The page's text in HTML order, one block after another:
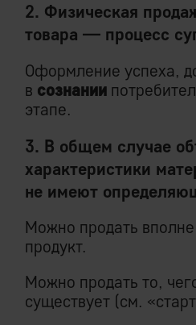
2. Физическая
товара — процесс
Оформление успеха,
в сознании
этапе.
3. В общем случае
характеристики
не имеют
Можно продать
продукт.
Можно продать то,
существует (см.